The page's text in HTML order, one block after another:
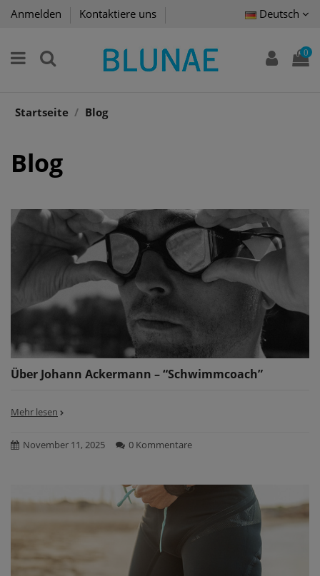
Anmelden Kontaktiere uns Deutsch
0
Startseite Blog
Blog
Über Johann Ackermann – “Schwimmcoach”
Mehr lesen
November 11, 2025 0 Kommentare